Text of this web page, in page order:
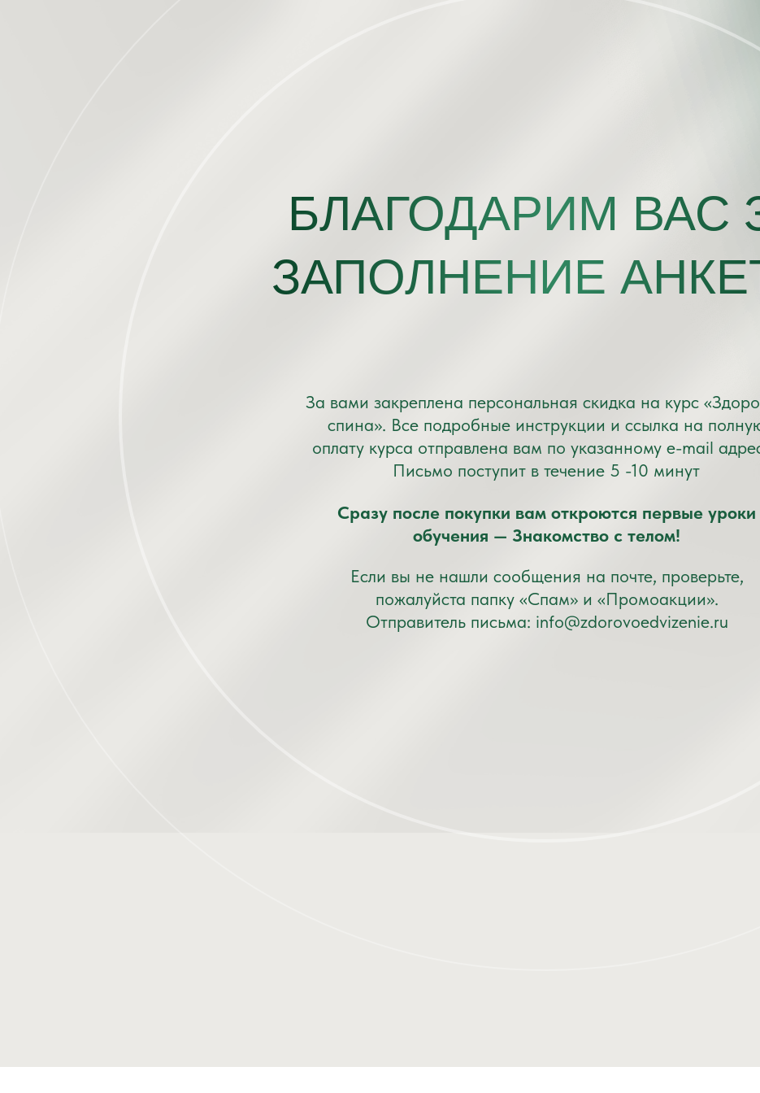
БЛАГОДАРИМ ВАС
ЗАПОЛНЕНИЕ
Сразу после покупки вам откроются первые уроки
обучения — Знакомство с телом!
Если вы не нашли сообщения на почте, проверьте,
пожалуйста папку «Спам» и «Промоакции».
Отправитель письма: info@zdorovoedvizenie.ru
За вами закреплена персональная скидка на курс
спина». Все подробные инструкции и ссылка на
оплату курса отправлена вам по указанному e-mail
Письмо поступит в течение 5 -10 минут